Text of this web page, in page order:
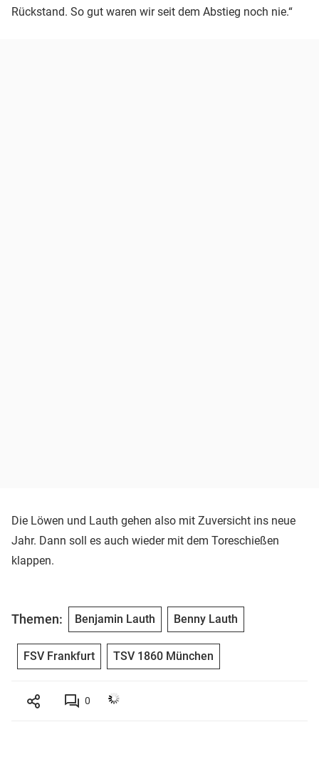
Rückstand. So gut waren wir seit dem Abstieg noch nie.“
Die Löwen und Lauth gehen also mit Zuversicht ins neue
Jahr. Dann soll es auch wieder mit dem Toreschießen
klappen.
Themen: Benjamin Lauth Benny Lauth
FSV Frankfurt TSV 1860 München
0